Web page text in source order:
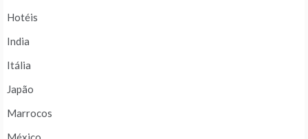
Hotéis
India
Itália
Japão
Marrocos